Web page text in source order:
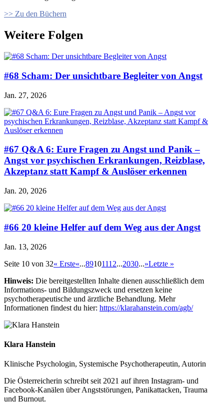
>> Zu den Büchern
Weitere Folgen
#68 Scham: Der unsichtbare Begleiter von Angst
Jan. 27, 2026
#67 Q&A 6: Eure Fragen zu Angst und Panik –
Angst vor psychischen Erkrankungen, Reizblase,
Akzeptanz statt Kampf & Auslöser erkennen
Jan. 20, 2026
#66 20 kleine Helfer auf dem Weg aus der Angst
Jan. 13, 2026
Seite 10 von 32« Erste«...89101112...2030...»Letzte »
Hinweis: Die bereitgestellten Inhalte dienen ausschließlich dem
Informations- und Bildungszweck und ersetzen keine
psychotherapeutische und ärztliche Behandlung. Mehr
Informationen findest du hier: https://klarahanstein.com/agb/
Klara Hanstein
Klinische Psychologin, Systemische Psychotherapeutin, Autorin
Die Österreicherin schreibt seit 2021 auf ihren Instagram- und
Facebook-Kanälen über Angststörungen, Panikattacken, Trauma
und Burnout.